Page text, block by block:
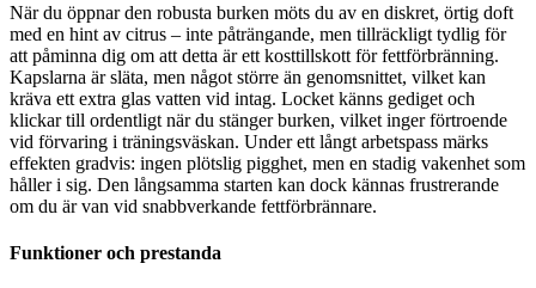
När du öppnar den robusta burken möts du av en diskret, örtig doft
med en hint av citrus – inte påträngande, men tillräckligt tydlig för
att påminna dig om att detta är ett kosttillskott för fettförbränning.
Kapslarna är släta, men något större än genomsnittet, vilket kan
kräva ett extra glas vatten vid intag. Locket känns gediget och
klickar till ordentligt när du stänger burken, vilket inger förtroende
vid förvaring i träningsväskan. Under ett långt arbetspass märks
effekten gradvis: ingen plötslig pigghet, men en stadig vakenhet som
håller i sig. Den långsamma starten kan dock kännas frustrerande
om du är van vid snabbverkande fettförbrännare.
Funktioner och prestanda